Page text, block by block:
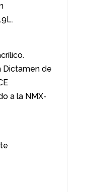
Dictamen de
a la NMX-